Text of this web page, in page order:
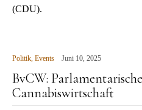
(CDU).
Politik, Events Juni 10, 2025
BvCW:
Cannabiswirtschaft